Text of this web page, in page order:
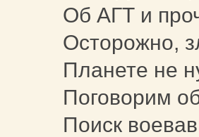
Об АГТ и
Осторожно,
Планете не
Поговорим
Поиск